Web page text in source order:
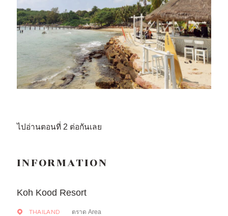
ไปอ่านตอนที่ 2 ต่อกันเลย
INFORMATION
Koh Kood Resort
THAILAND
ตราด Area